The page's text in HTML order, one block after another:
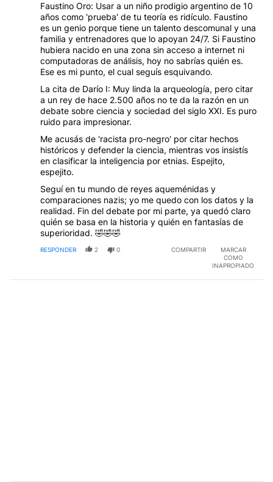
Faustino Oro: Usar a un niño prodigio argentino de 10
años como 'prueba' de tu teoría es ridículo. Faustino
es un genio porque tiene un talento descomunal y una
familia y entrenadores que lo apoyan 24/7. Si Faustino
hubiera nacido en una zona sin acceso a internet ni
computadoras de análisis, hoy no sabrías quién es.
Ese es mi punto, el cual seguís esquivando.
La cita de Darío I: Muy linda la arqueología, pero citar
a un rey de hace 2.500 años no te da la razón en un
debate sobre ciencia y sociedad del siglo XXI. Es puro
ruido para impresionar.
Me acusás de 'racista pro-negro' por citar hechos
históricos y defender la ciencia, mientras vos insistís
en clasificar la inteligencia por etnias. Espejito,
espejito.
Seguí en tu mundo de reyes aqueménidas y
comparaciones nazis; yo me quedo con los datos y la
realidad. Fin del debate por mi parte, ya quedó claro
quién se basa en la historia y quién en fantasías de
superioridad. 🤣🤣🤣
RESPONDER 2 0 COMPARTIR
MARCAR
COMO
INAPROPIADO